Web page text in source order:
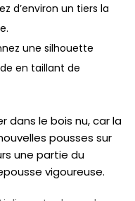
d’environ un tiers la
une silhouette
en taillant de
dans le bois nu, car la
pousses sur
une partie du
vigoureuse.